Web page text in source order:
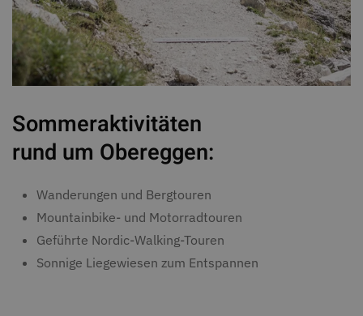
Sommeraktivitäten
rund um Obereggen:
Wanderungen und Bergtouren
Mountainbike- und Motorradtouren
Geführte Nordic-Walking-Touren
Sonnige Liegewiesen zum Entspannen